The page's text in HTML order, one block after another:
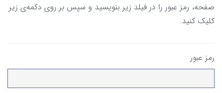
صفحه، رمز عبور را در فیلد زیر بنویسید و سپس بر روی دکمه‌ی زیر
کلیک کنید.
رمز عبور